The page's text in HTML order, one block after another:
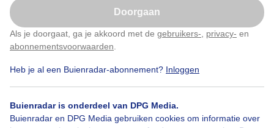
Doorgaan
Als je doorgaat, ga je akkoord met de gebruikers- privacy- en
abonnementsvoorwaarden
Heb je al een Buienradar-abonnement? Inloggen
Buienradar is onderdeel van DPG Media.
Buienradar en DPG Media gebruiken cookies om informatie over
Door: Elly van Niekerk
4
Klik hierom dit aan te passen